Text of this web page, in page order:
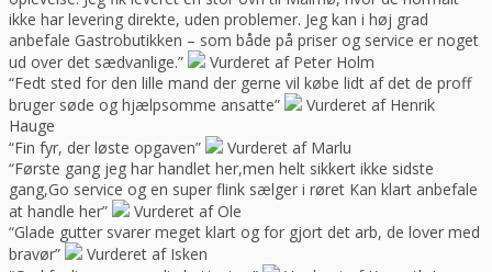
ikke har levering direkte, uden problemer. Jeg kan i høj grad
anbefale Gastrobutikken – som både på priser og service er noget
ud over det sædvanlige.”
Vurderet af Peter Holm
“Fedt sted for den lille mand der gerne vil købe lidt af det de proff
bruger søde og hjælpsomme ansatte”
Vurderet af Henrik
Hauge
“Fin fyr, der løste opgaven”
Vurderet af Marlu
“Første gang jeg har handlet her,men helt sikkert ikke sidste
gang,Go service og en super flink sælger i røret Kan klart anbefale
at handle her”
Vurderet af Ole
“Glade gutter svarer meget klart og for gjort det arb, de lover med
bravør”
Vurderet af Isken